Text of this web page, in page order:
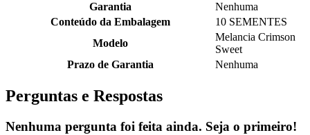
Garantia
Nenhuma
Conteúdo da Embalagem
10 SEMENTES
Modelo
Melancia Crimson
Sweet
Prazo de Garantia
Nenhuma
Perguntas e Respostas
Nenhuma pergunta foi feita ainda. Seja o primeiro!